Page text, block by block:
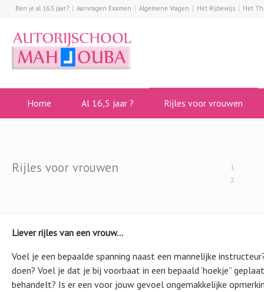
Ben je al 16.5 jaar? Aanvragen Examen Algemene Vragen Het Rijbewijs Het
Home Al 16,5 jaar ? Rijles voor vrouwen
Rijles voor vrouwen
Liever rijles van een vrouw…
Voel je een bepaalde spanning naast een mannelijke
doen? Voel je dat je bij voorbaat in een bepaald ‘hoekje”
behandelt? Is er een voor jouw gevoel ongemakkelijke